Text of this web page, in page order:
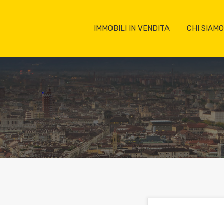
IMMOBILI IN VENDITA CHI SIAMO